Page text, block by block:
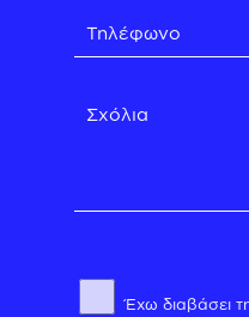
Έχω διαβάσει